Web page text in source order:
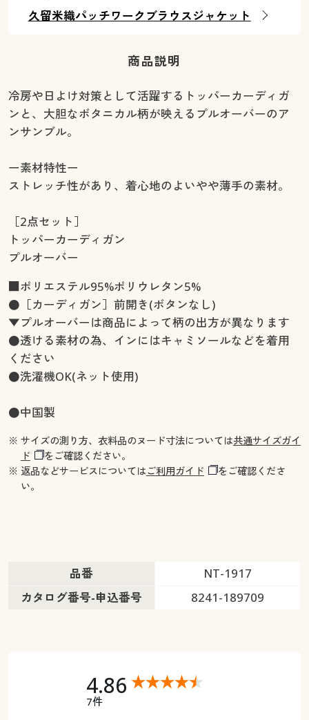
久留米織パッチワークブラウスジャケット
商品説明
冷房や日よけ対策として活躍するトッパーカーディガ
ンと、大胆なボタニカル柄が映えるプルオーバーのア
ンサンブル。
ー素材特性ー
ストレッチ性があり、着心地のよいやや薄手の素材。
［2点セット］
トッパーカーディガン
プルオーバー
■ポリエステル95%ポリウレタン5%
●［カーディガン］前開き(ボタンなし)
▼プルオーバーは商品によって柄の出方が異なります
●透ける素材の為、インにはキャミソールなどを着用
ください
●洗濯機OK(ネット使用)
●中国製
※ サイズの測り方、衣料品のヌード寸法については共通サイズガイ
ド
をご確認ください。
※ 返品などサービスについてはご利用ガイド
をご確認くださ
い。
品番
NT-1917
カタログ番号-申込番号
8241-189709
4.86
7件